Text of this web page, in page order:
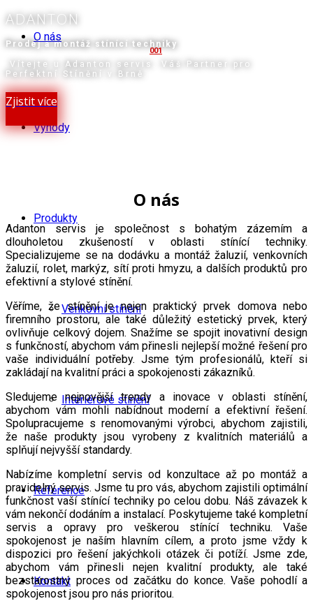
001
O nás
Výhody
Produkty
Venkovní stínění
Interiérové stínění
Reference
Kontakt
ADANTON
Prodej a montáž stínící techniky
Vítejte u Adanton servis. Váš Partner pro
Perfektní Stínění v Brně.
Zjistit více
O nás
Adanton servis je společnost s bohatým zázemím a
dlouholetou zkušeností v oblasti stínící techniky.
Specializujeme se na dodávku a montáž žaluzií, venkovních
žaluzií, rolet, markýz, sítí proti hmyzu, a dalších produktů pro
efektivní a stylové stínění.
Věříme, že stínění je nejen praktický prvek domova nebo
firemního prostoru, ale také důležitý estetický prvek, který
ovlivňuje celkový dojem. Snažíme se spojit inovativní design
s funkčností, abychom vám přinesli nejlepší možné řešení pro
vaše individuální potřeby. Jsme tým profesionálů, kteří si
zakládají na kvalitní práci a spokojenosti zákazníků.
Sledujeme nejnovější trendy a inovace v oblasti stínění,
abychom vám mohli nabídnout moderní a efektivní řešení.
Spolupracujeme s renomovanými výrobci, abychom zajistili,
že naše produkty jsou vyrobeny z kvalitních materiálů a
splňují nejvyšší standardy.
Nabízíme kompletní servis od konzultace až po montáž a
pravidelný servis. Jsme tu pro vás, abychom zajistili optimální
funkčnost vaší stínící techniky po celou dobu. Náš závazek k
vám nekončí dodáním a instalací. Poskytujeme také kompletní
servis a opravy pro veškerou stínící techniku. Vaše
spokojenost je naším hlavním cílem, a proto jsme vždy k
dispozici pro řešení jakýchkoli otázek či potíží. Jsme zde,
abychom vám přinesli nejen kvalitní produkty, ale také
bezstarostný proces od začátku do konce. Vaše pohodlí a
spokojenost jsou pro nás prioritou.